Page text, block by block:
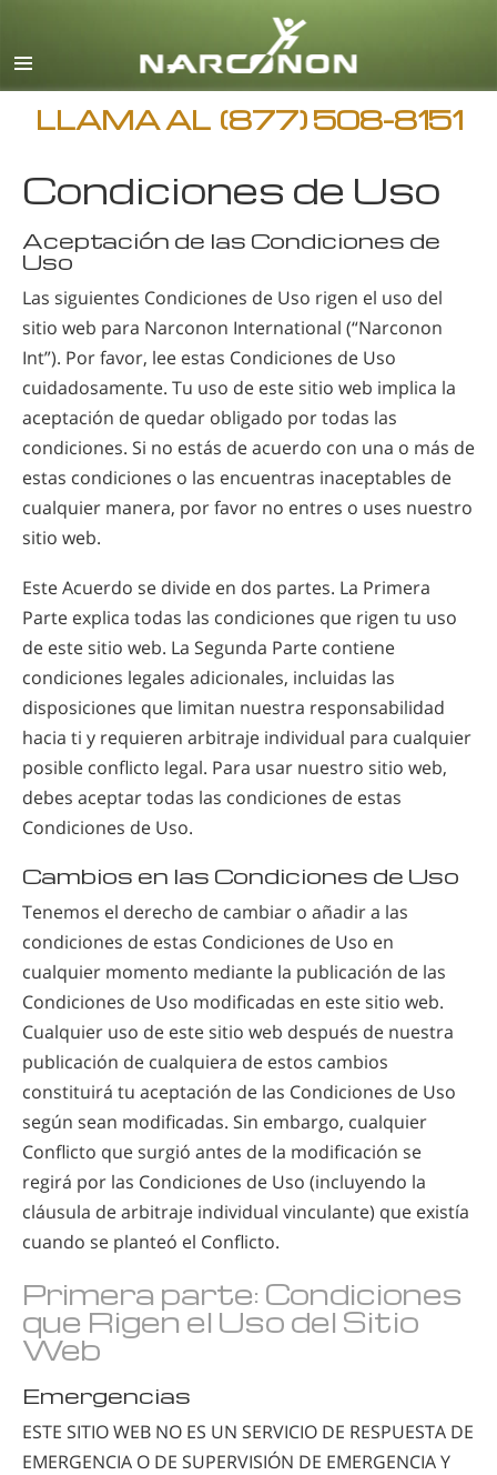
Español
Inglés
Todas las Regiones/Idiomas
LLAMA AL (877) 508-8151
Condiciones de Uso
Aceptación de las Condiciones de
Uso
Las siguientes Condiciones de Uso rigen el uso del
sitio web para Narconon International (“Narconon
Int”). Por favor, lee estas Condiciones de Uso
cuidadosamente. Tu uso de este sitio web implica la
aceptación de quedar obligado por todas las
condiciones. Si no estás de acuerdo con una o más de
estas condiciones o las encuentras inaceptables de
cualquier manera, por favor no entres o uses nuestro
sitio web.
Este Acuerdo se divide en dos partes. La Primera
Parte explica todas las condiciones que rigen tu uso
de este sitio web. La Segunda Parte contiene
condiciones legales adicionales, incluidas las
disposiciones que limitan nuestra responsabilidad
hacia ti y requieren arbitraje individual para cualquier
posible conflicto legal. Para usar nuestro sitio web,
debes aceptar todas las condiciones de estas
Condiciones de Uso.
Cambios en las Condiciones de Uso
Tenemos el derecho de cambiar o añadir a las
condiciones de estas Condiciones de Uso en
cualquier momento mediante la publicación de las
Condiciones de Uso modificadas en este sitio web.
Cualquier uso de este sitio web después de nuestra
publicación de cualquiera de estos cambios
constituirá tu aceptación de las Condiciones de Uso
según sean modificadas. Sin embargo, cualquier
Conflicto que surgió antes de la modificación se
regirá por las Condiciones de Uso (incluyendo la
cláusula de arbitraje individual vinculante) que existía
cuando se planteó el Conflicto.
Primera parte: Condiciones
que Rigen el Uso del Sitio
Web
Emergencias
ESTE SITIO WEB NO ES UN SERVICIO DE RESPUESTA DE
EMERGENCIA O DE SUPERVISIÓN DE EMERGENCIA Y